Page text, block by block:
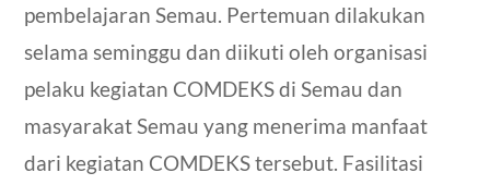
pembelajaran Semau. Pertemuan dilakukan
selama seminggu dan diikuti oleh organisasi
pelaku kegiatan COMDEKS di Semau dan
masyarakat Semau yang menerima manfaat
dari kegiatan COMDEKS tersebut. Fasilitasi